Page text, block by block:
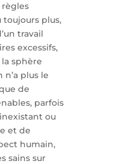
règles
toujours plus,
travail
excessifs,
sphère
n’a plus le
de
parfois
ou
et de
humain,
sains sur